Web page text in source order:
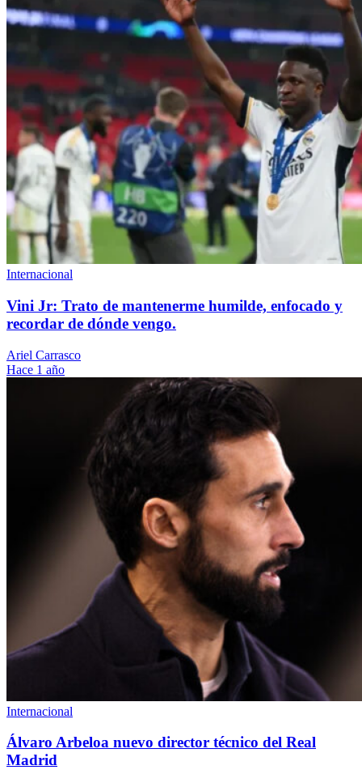
Internacional
Vini Jr: Trato de mantenerme humilde, enfocado y
recordar de dónde vengo.
Ariel Carrasco
Hace 1 año
Internacional
Álvaro Arbeloa nuevo director técnico del Real
Madrid